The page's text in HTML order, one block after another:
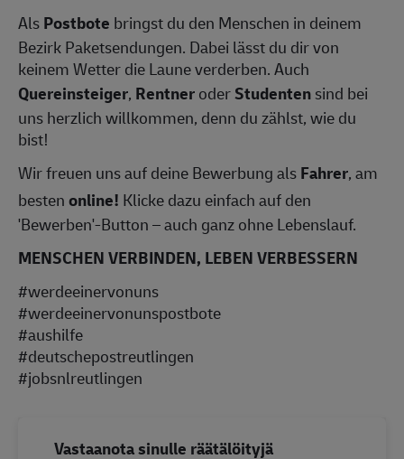
AlsPostbote bringst du den Menschen in deinem
Bezirk Paketsendungen. Dabei lässt du dir von
keinem Wetter die Laune verderben. Auch
Quereinsteiger, RentneroderStudentensind bei
uns herzlich willkommen, denn du zählst, wie du
bist!
Wir freuen uns auf deine Bewerbung alsFahrer, am
bestenonline! Klicke dazu einfach auf den
'Bewerben'-Button – auch ganz ohne Lebenslauf.
MENSCHEN VERBINDEN, LEBEN VERBESSERN
#werdeeinervonuns
#werdeeinervonunspostbote
#aushilfe
#deutschepostreutlingen
#jobsnlreutlingen
Vastaanota sinulle räätälöityjä